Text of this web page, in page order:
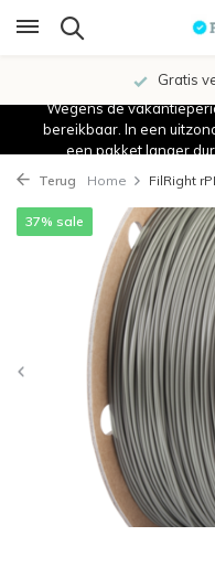
Gratis
Wegens de
bereikbaar. In een
een pakket langer
Terug Home FilRight
37% sale